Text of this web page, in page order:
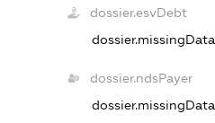
dossier.esvDebt
dossier.missingData
dossier.ndsPayer
dossier.missingData